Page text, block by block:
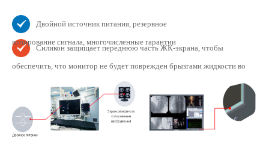
Двойной источник питания, резервное
копирование сигнала, многочисленные гарантии
Силикон защищает переднюю часть ЖК-экрана, чтобы
обеспечить, что монитор не будет поврежден брызгами жидкости во